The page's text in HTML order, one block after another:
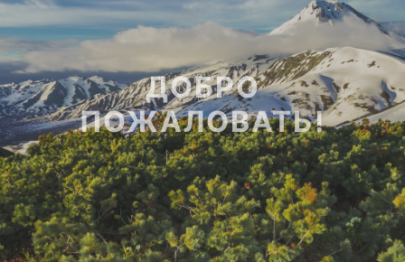
ДОБРО
ПОЖАЛОВАТЬ!